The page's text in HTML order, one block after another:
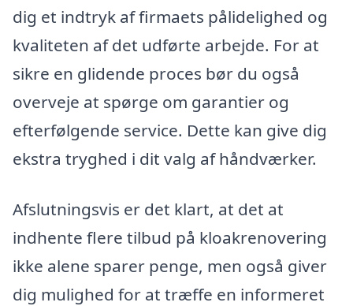
dig et indtryk af firmaets pålidelighed og
kvaliteten af det udførte arbejde. For at
sikre en glidende proces bør du også
overveje at spørge om garantier og
efterfølgende service. Dette kan give dig
ekstra tryghed i dit valg af håndværker.
Afslutningsvis er det klart, at det at
indhente flere tilbud på kloakrenovering
ikke alene sparer penge, men også giver
dig mulighed for at træffe en informeret